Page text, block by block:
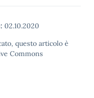
02.10.2020
questo articolo è
Commons